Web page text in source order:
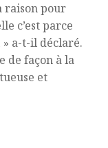
raison pour
c’est parce
» a-t-il déclaré.
de façon à la
et